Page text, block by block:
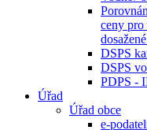
ceny pro
DSPS
DSPS
PDPS -
Úřad
Úřad obce
e-